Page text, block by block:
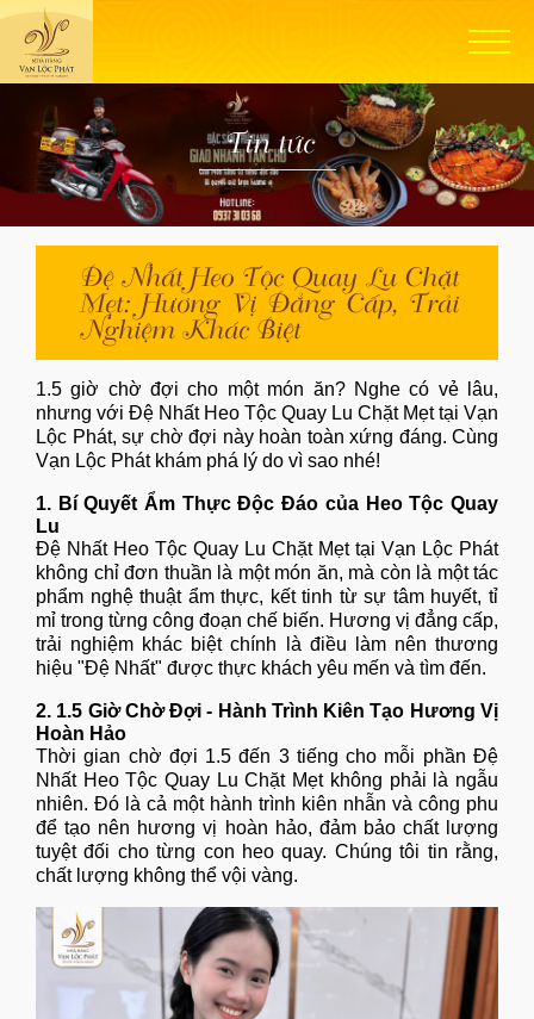
Tin tức
Đệ Nhất Heo Tộc Quay Lu Chặt
Mẹt: Hương Vị Đẳng Cấp, Trải
Nghiệm Khác Biệt
1.5 giờ chờ đợi cho một món ăn? Nghe có vẻ lâu,
nhưng với Đệ Nhất Heo Tộc Quay Lu Chặt Mẹt tại Vạn
Lộc Phát, sự chờ đợi này hoàn toàn xứng đáng. Cùng
Vạn Lộc Phát khám phá lý do vì sao nhé!
1. Bí Quyết Ẩm Thực Độc Đáo của Heo Tộc Quay
Lu
Đệ Nhất Heo Tộc Quay Lu Chặt Mẹt tại Vạn Lộc Phát
không chỉ đơn thuần là một món ăn, mà còn là một tác
phẩm nghệ thuật ẩm thực, kết tinh từ sự tâm huyết, tỉ
mỉ trong từng công đoạn chế biến. Hương vị đẳng cấp,
trải nghiệm khác biệt chính là điều làm nên thương
hiệu "Đệ Nhất" được thực khách yêu mến và tìm đến.
2. 1.5 Giờ Chờ Đợi - Hành Trình Kiên Tạo Hương Vị
Hoàn Hảo
Thời gian chờ đợi 1.5 đến 3 tiếng cho mỗi phần Đệ
Nhất Heo Tộc Quay Lu Chặt Mẹt không phải là ngẫu
nhiên. Đó là cả một hành trình kiên nhẫn và công phu
để tạo nên hương vị hoàn hảo, đảm bảo chất lượng
tuyệt đối cho từng con heo quay. Chúng tôi tin rằng,
chất lượng không thể vội vàng.